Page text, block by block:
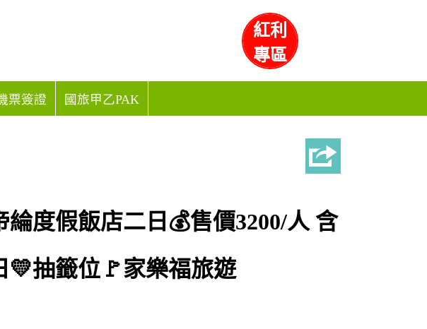
紅利
專區
票簽證 國旅甲乙PAK
度假飯店二日💰售價3200/人 含
抽籤位🚩家樂福旅遊